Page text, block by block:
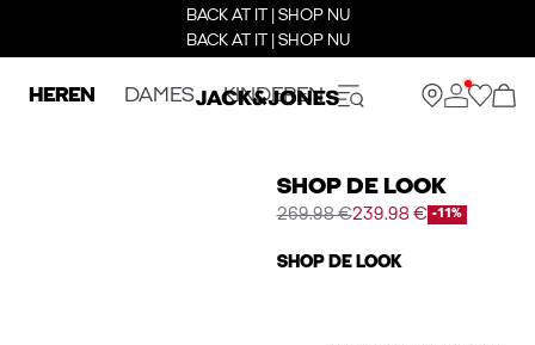
BACK AT IT | SHOP NU
BACK AT IT | SHOP NU
HEREN DAMES KINDEREN
SHOP DE LOOK
269.98 €239.98 € -11%
SHOP DE LOOK